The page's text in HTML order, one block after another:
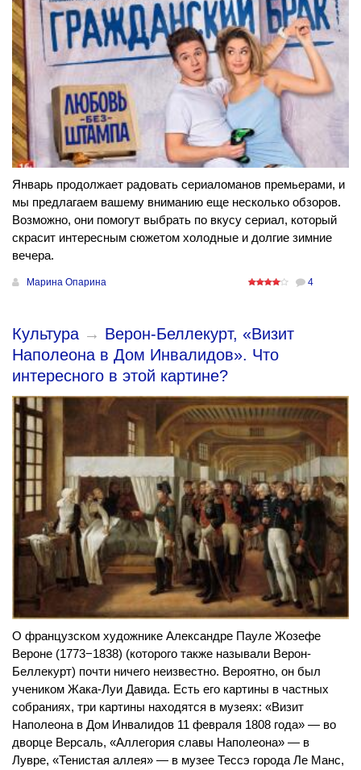
Январь продолжает радовать сериаломанов премьерами, и
мы предлагаем вашему вниманию еще несколько обзоров.
Возможно, они помогут выбрать по вкусу сериал, который
скрасит интересным сюжетом холодные и долгие зимние
вечера.
Марина Опарина 4
Культура → Верон-Беллекурт, «Визит
Наполеона в Дом Инвалидов». Что
интересного в этой картине?
О французском художнике Александре Пауле Жозефе
Вероне (1773−1838) (которого также называли Верон-
Беллекурт) почти ничего неизвестно. Вероятно, он был
учеником Жака-Луи Давида. Есть его картины в частных
собраниях, три картины находятся в музеях: «Визит
Наполеона в Дом Инвалидов 11 февраля 1808 года» — во
дворце Версаль, «Аллегория славы Наполеона» — в
Лувре, «Тенистая аллея» — в музее Тессэ города Ле Манс,